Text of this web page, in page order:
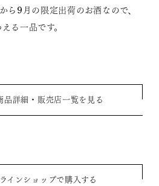
ら9月の限定出荷のお酒なので、
る一品です。
品詳細・販売店一覧を見る
インショップで購入する